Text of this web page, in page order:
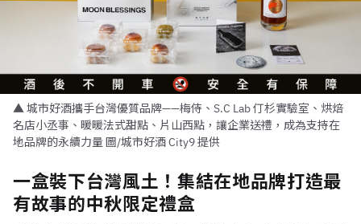
▲ 城市好酒攜手台灣優質品牌——梅侍、S.C Lab 仃杉實驗室、烘焙
名店小丞事、暖暖法式甜點、片山西點，讓企業送禮，成為支持在
地品牌的永續力量 圖/城市好酒 City9 提供
一盒裝下台灣風土！集結在地品牌打造最
有故事的中秋限定禮盒